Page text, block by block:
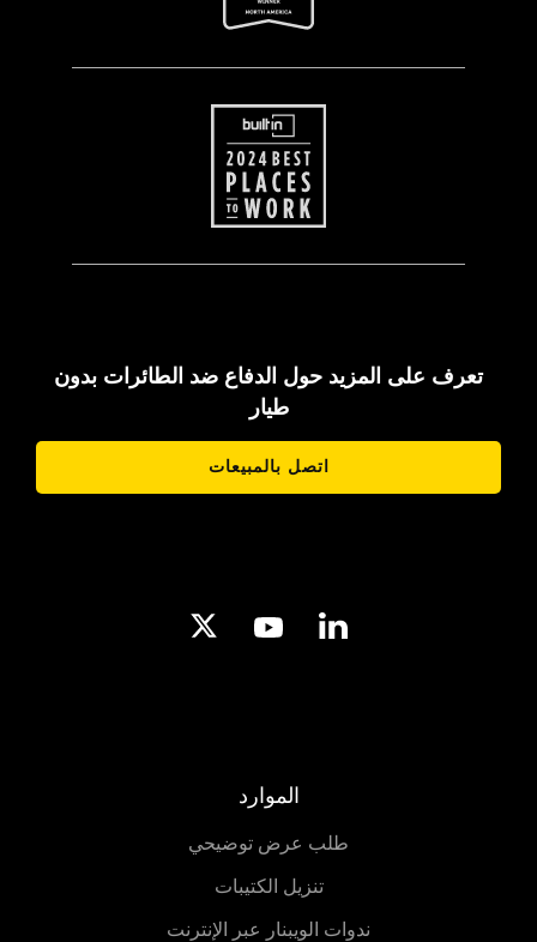
تعرف على المزيد حول الدفاع ضد الطائرات بدون
طيار
اتصل بالمبيعات
الموارد
طلب عرض توضيحي
تنزيل الكتيبات
ندوات الويبنار عبر الإنترنت